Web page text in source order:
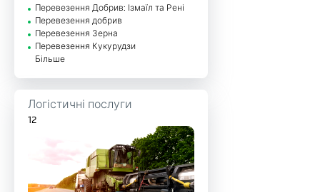
Перевезення Добрив: Ізмаїл та Рені
Перевезення добрив
Перевезення Зерна
Перевезення Кукурудзи
Більше
Логістичні послуги
12